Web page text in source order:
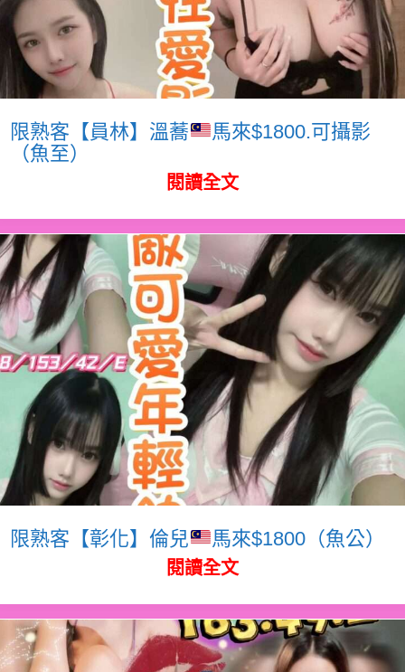
限熟客【員林】溫蕎
馬來$1800.可攝影
（魚至）
閱讀全文
限熟客【彰化】倫兒 馬來$1800（魚公）
閱讀全文